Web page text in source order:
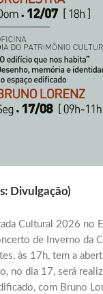
Divulgação)
Cultural 2026 no
de Inverno da
às 17h, tem a
no dia 17, será
com Bruno